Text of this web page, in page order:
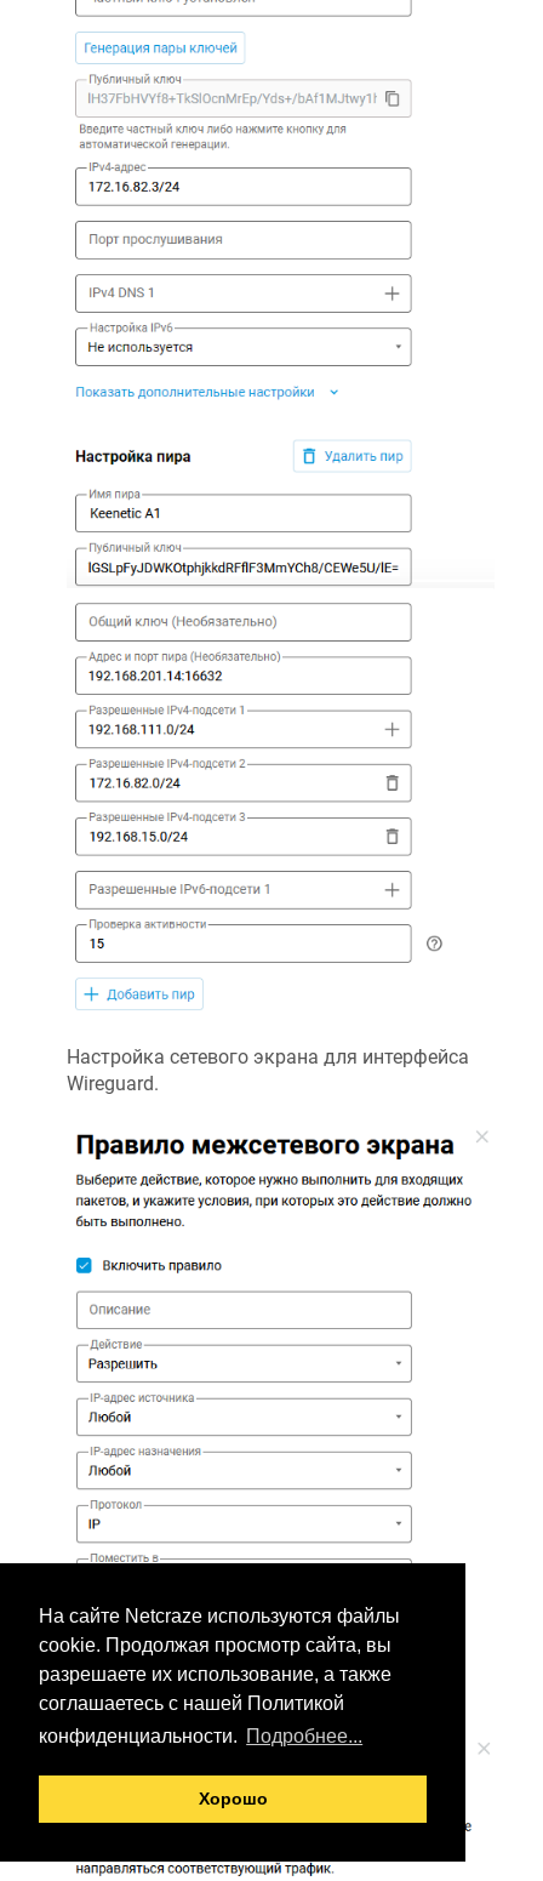
На сайте Netcraze используются файлы
cookie. Продолжая просмотр сайта, вы
разрешаете их использование, а также
соглашаетесь с нашей Политикой
конфиденциальности. Подробнее...
Хорошо
Настройка сетевого экрана для интерфейса
Wireguard.
Правила маршрутизации.